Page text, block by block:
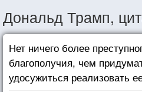
Дональд Трамп,
Нет ничего более
благополучия, чем
удосужиться реализовать